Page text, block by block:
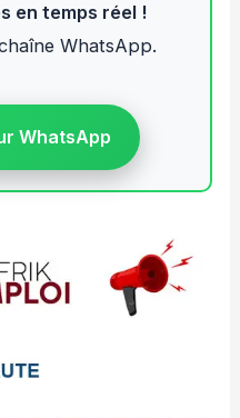
en temps réel !
WhatsApp.
WhatsApp